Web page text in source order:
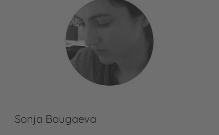
Sonja Bougaeva